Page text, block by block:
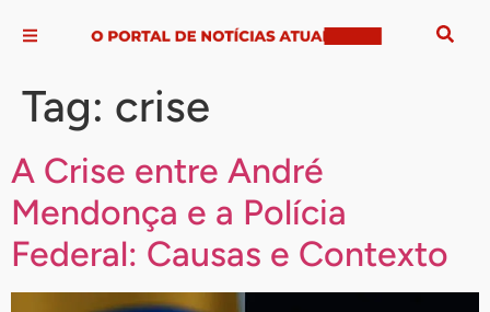
Tag: crise
A Crise entre André
Mendonça e a Polícia
Federal: Causas e Contexto